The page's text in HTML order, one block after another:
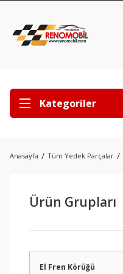
Kategoriler
Anasayfa Tüm Yedek Parçalar
Ürün Grupları
El Fren Körüğü